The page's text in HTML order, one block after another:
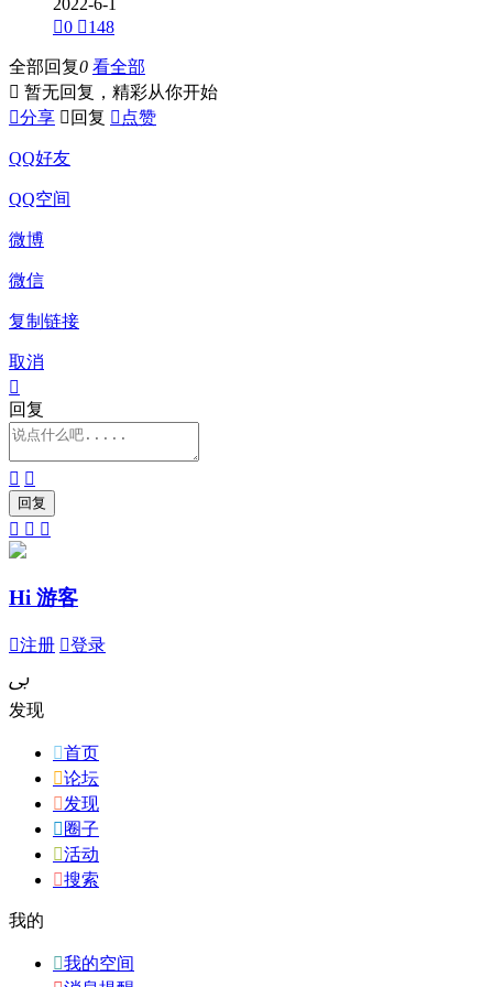
0 148
全部回复0 看全部
 暂无回复，精彩从你开始
分享  回复  点赞
QQ好友
QQ空间
微博
微信
复制链接
取消

回复
 
  
Hi 游客
注册 登录
ﰉ
发现
首页
论坛
发现
 圈子
活动
搜索
我的
我的空间